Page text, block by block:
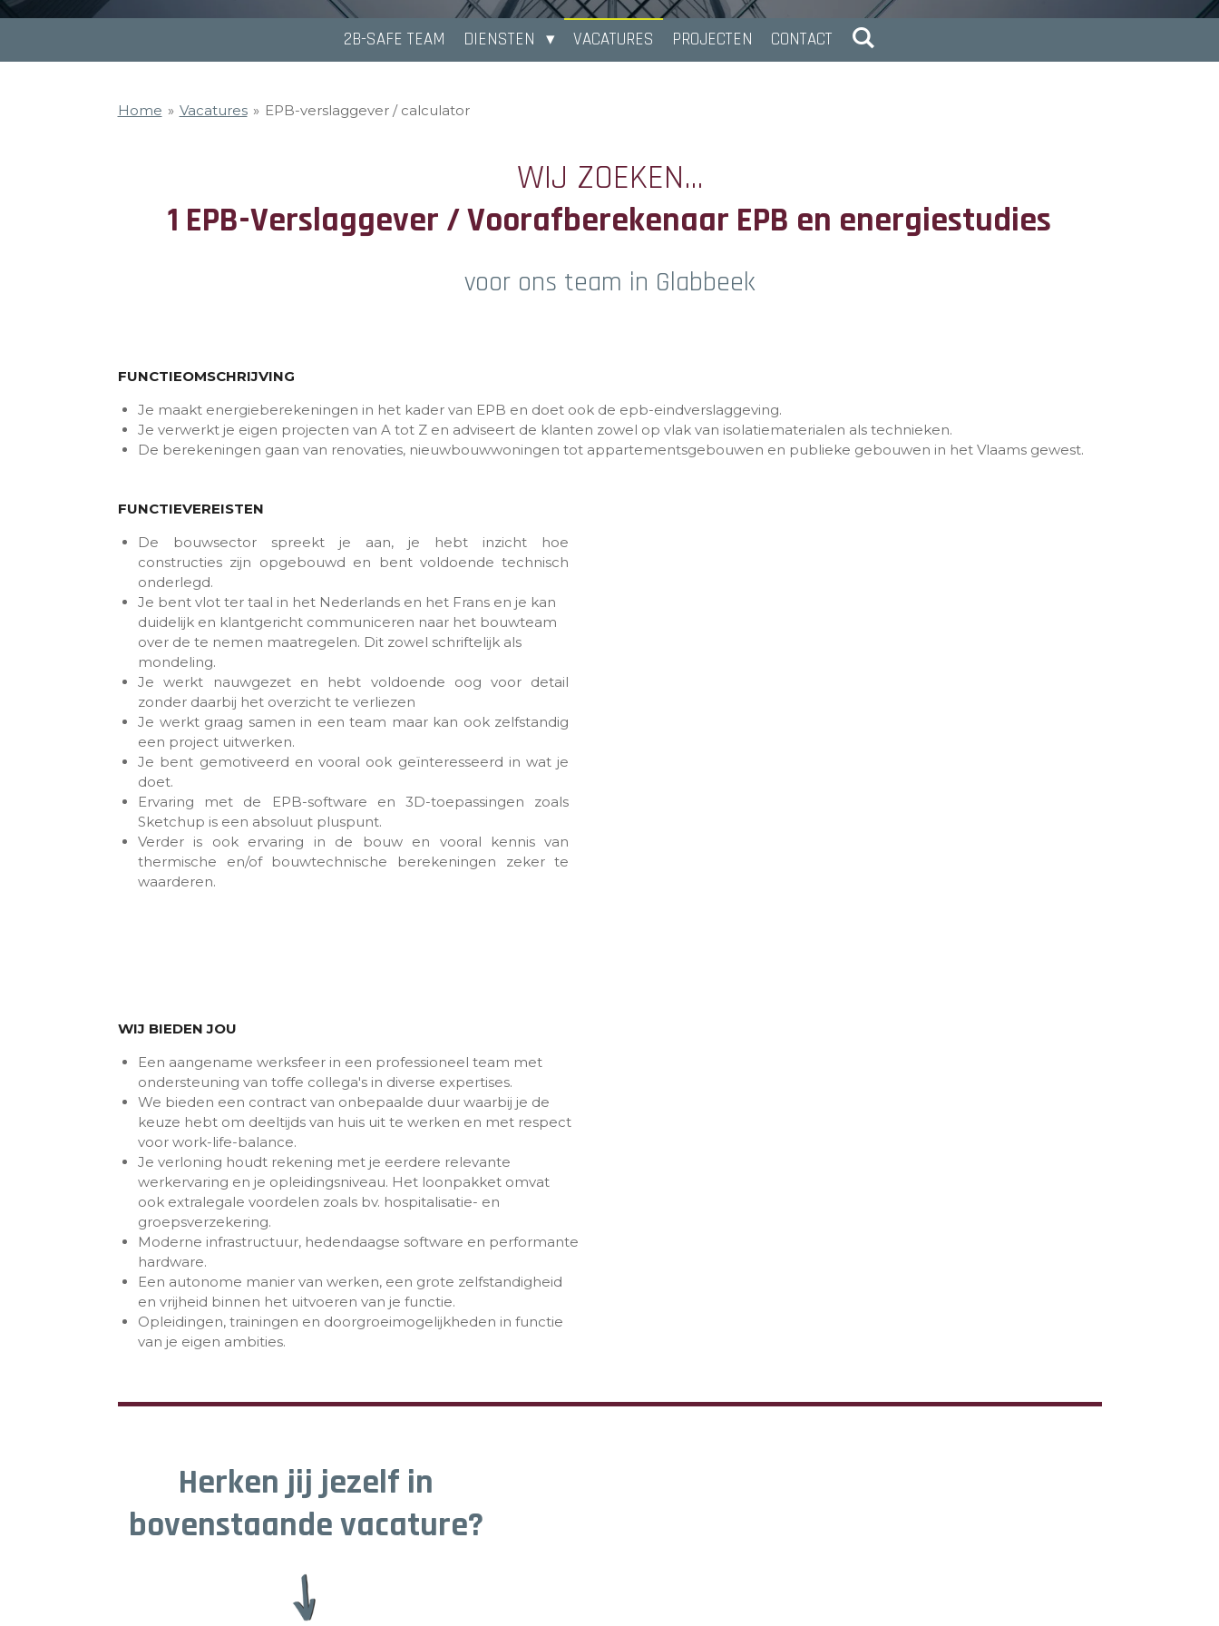
2B-SAFE TEAM DIENSTEN VACATURES PROJECTEN CONTACT
Home » Vacatures » EPB-verslaggever / calculator
WIJ ZOEKEN...
1 EPB-Verslaggever / Voorafberekenaar EPB en energiestudies
voor ons team in Glabbeek
FUNCTIEOMSCHRIJVING
Je maakt energieberekeningen in het kader van EPB en doet ook de epb-eindverslaggeving.
Je verwerkt je eigen projecten van A tot Z en adviseert de klanten zowel op vlak van isolatiematerialen als technieken.
De berekeningen gaan van renovaties, nieuwbouwwoningen tot appartementsgebouwen en publieke gebouwen in het Vlaams gewest.
FUNCTIEVEREISTEN
De bouwsector spreekt je aan, je hebt inzicht hoe
constructies zijn opgebouwd en bent voldoende technisch
onderlegd.
Je bent vlot ter taal in het Nederlands en het Frans en je kan
duidelijk en klantgericht communiceren naar het bouwteam
over de te nemen maatregelen. Dit zowel schriftelijk als
mondeling.
Je werkt nauwgezet en hebt voldoende oog voor detail
zonder daarbij het overzicht te verliezen
Je werkt graag samen in een team maar kan ook zelfstandig
een project uitwerken.
Je bent gemotiveerd en vooral ook geïnteresseerd in wat je
doet.
Ervaring met de EPB-software en 3D-toepassingen zoals
Sketchup is een absoluut pluspunt.
Verder is ook ervaring in de bouw en vooral kennis van
thermische en/of bouwtechnische berekeningen zeker te
waarderen.
WIJ BIEDEN JOU
Een aangename werksfeer in een professioneel team met
ondersteuning van toffe collega's in diverse expertises.
We bieden een contract van onbepaalde duur waarbij je de
keuze hebt om deeltijds van huis uit te werken en met respect
voor work-life-balance.
Je verloning houdt rekening met je eerdere relevante
werkervaring en je opleidingsniveau. Het loonpakket omvat
ook extralegale voordelen zoals bv. hospitalisatie- en
groepsverzekering.
Moderne infrastructuur, hedendaagse software en performante
hardware.
Een autonome manier van werken, een grote zelfstandigheid
en vrijheid binnen het uitvoeren van je functie.
Opleidingen, trainingen en doorgroeimogelijkheden in functie
van je eigen ambities.
Herken jij jezelf in
bovenstaande vacature?